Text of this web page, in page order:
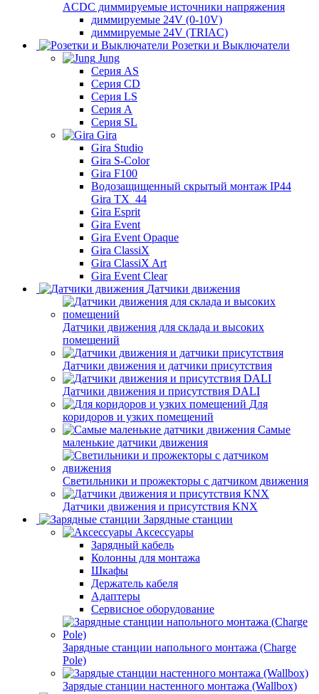
ACDC диммируемые источники напряжения
диммируемые 24V (0-10V)
диммируемые 24V (TRIAC)
Розетки и Выключатели
Jung
Серия AS
Серия CD
Серия LS
Серия A
Серия SL
Gira
Gira Studio
Gira S-Color
Gira F100
Водозащищенный скрытый монтаж IP44
Gira TX_44
Gira Esprit
Gira Event
Gira Event Opaque
Gira ClassiX
Gira ClassiX Art
Gira Event Clear
Датчики движения
Датчики движения для склада и высоких
помещений
Датчики движения и датчики присутствия
Датчики движения и присутствия DALI
Для
коридоров и узких помещений
Самые
маленькие датчики движения
Светильники и прожекторы с датчиком движения
Датчики движения и присутствия KNX
Зарядные станции
Аксессуары
Зарядный кабель
Колонны для монтажа
Шкафы
Держатель кабеля
Адаптеры
Сервисное оборудование
Зарядные станции напольного монтажа (Charge
Pole)
Зарядые станции настенного монтажа (Wallbox)